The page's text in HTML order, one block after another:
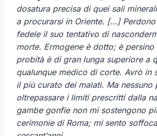
dosatura precisa di quei sali
a procurarsi in Oriente. […]
fedele il suo tentativo di
morte. Ermogene è dotto; è persino
probità è di gran lunga superiore a
qualunque medico di corte. Avrò in
il più curato dei malati. Ma nessuno
oltrepassare i limiti prescritti dalla
gambe gonfie non mi sostengono
cerimonie di Roma; mi sento